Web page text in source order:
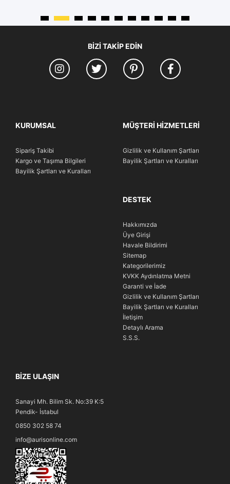
BIZI TAKIP EDIN
KURUMSAL
Sipariş Takibi
Kargo ve Taşıma Bilgileri
Bayilik Şartları ve Kuralları
MÜŞTERI HIZMETLERI
Gizlilik ve Kullanım Şartları
Bayilik Şartları ve Kuralları
DESTEK
Hakkımızda
Üye Girişi
Havale Bildirimi
Sitemap
Kategorilerimiz
KVKK Aydınlatma Metni
Garanti ve İade
Gizlilik ve Kullanım Şartları
Bayilik Şartları ve Kuralları
İletişim
Detaylı Arama
S.S.S.
BIZE ULAŞIN
Sanayi Mh. Bilim Sk. No:39 K:5
Pendik- İstabul
0850 302 58 74
info@aurisonline.com